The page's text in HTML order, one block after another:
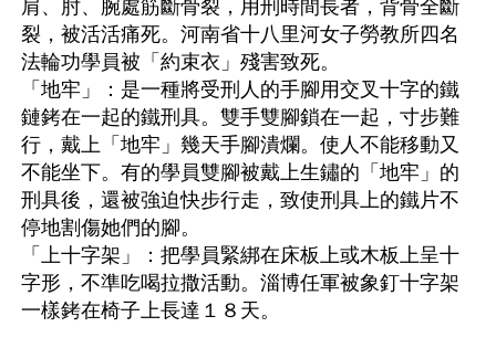
肩、肘、腕處筋斷骨裂，用刑時間長者，背骨全斷
裂，被活活痛死。河南省十八里河女子勞教所四名
法輪功學員被「約束衣」殘害致死。
「地牢」：是一種將受刑人的手腳用交叉十字的鐵
鏈銬在一起的鐵刑具。雙手雙腳鎖在一起，寸步難
行，戴上「地牢」幾天手腳潰爛。使人不能移動又
不能坐下。有的學員雙腳被戴上生鏽的「地牢」的
刑具後，還被強迫快步行走，致使刑具上的鐵片不
停地割傷她們的腳。
「上十字架」：把學員緊綁在床板上或木板上呈十
字形，不準吃喝拉撒活動。淄博任軍被象釘十字架
一樣銬在椅子上長達１８天。